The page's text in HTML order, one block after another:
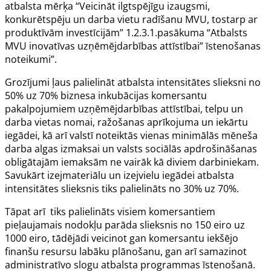
atbalsta mērķa “Veicināt ilgtspējīgu izaugsmi,
konkurētspēju un darba vietu radīšanu MVU, tostarp ar
produktīvām investīcijām” 1.2.3.1.pasākuma “Atbalsts
MVU inovatīvas uzņēmējdarbības attīstībai” īstenošanas
noteikumi”.
Grozījumi ļaus palielināt atbalsta intensitātes slieksni no
50% uz 70% biznesa inkubācijas komersantu
pakalpojumiem uzņēmējdarbības attīstībai, telpu un
darba vietas nomai, ražošanas aprīkojuma un iekārtu
iegādei, kā arī valstī noteiktās vienas minimālās mēneša
darba algas izmaksai un valsts sociālās apdrošināšanas
obligātajām iemaksām ne vairāk kā diviem darbiniekam.
Savukārt izejmateriālu un izejvielu iegādei atbalsta
intensitātes slieksnis tiks palielināts no 30% uz 70%.
Tāpat arī tiks palielināts visiem komersantiem
pieļaujamais nodokļu parāda slieksnis no 150 eiro uz
1000 eiro, tādējādi veicinot gan komersantu iekšējo
finanšu resursu labāku plānošanu, gan arī samazinot
administratīvo slogu atbalsta programmas īstenošanā.